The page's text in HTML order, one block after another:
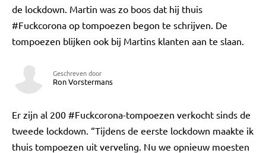
de lockdown. Martin was zo boos dat hij thuis
#Fuckcorona op tompoezen begon te schrijven. De
tompoezen blijken ook bij Martins klanten aan te slaan.
Geschreven door
Ron Vorstermans
Er zijn al 200 #Fuckcorona-tompoezen verkocht sinds de
tweede lockdown. “Tijdens de eerste lockdown maakte ik
thuis tompoezen uit verveling. Nu we opnieuw moesten